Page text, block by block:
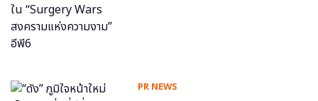
PR NEWS